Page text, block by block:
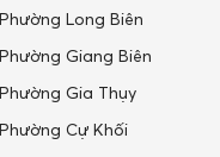
Phường Long Biên
Phường Giang Biên
Phường Gia Thụy
Phường Cự Khối